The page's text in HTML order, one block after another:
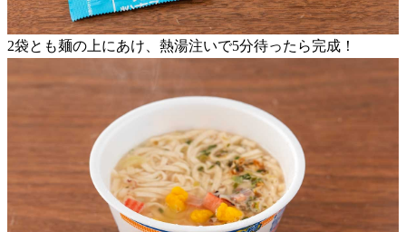
2袋とも麺の上にあけ、熱湯注いで5分待ったら完成！